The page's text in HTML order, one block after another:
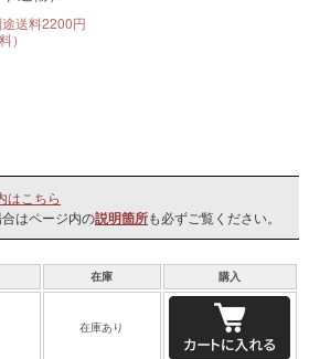
送料2200円
）
はこちら
はページ内の説明箇所も必ずご覧ください。
在庫 購入
在庫あり